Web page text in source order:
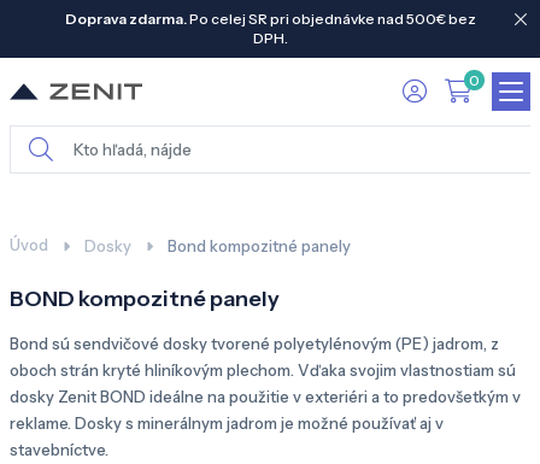
Doprava zdarma.Po celej SR pri objednávke nad 500€ bez
DPH.
0
Úvod Dosky Bond kompozitné panely
BOND kompozitné panely
Bond sú sendvičové dosky tvorené polyetylénovým (PE) jadrom, z
oboch strán kryté hliníkovým plechom. Vďaka svojim vlastnostiam sú
dosky Zenit BOND ideálne na použitie v exteriéri a to predovšetkým v
reklame. Dosky s minerálnym jadrom je možné používať aj v
stavebníctve.